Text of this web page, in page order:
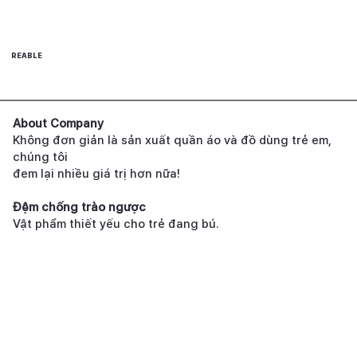
REABLE
About Company
Không đơn giản là sản xuất quần áo và đồ dùng trẻ em,
chúng tôi
đem lại nhiều giá trị hơn nữa!
Đệm chống trào ngược
Vật phẩm thiết yếu cho trẻ đang bú.